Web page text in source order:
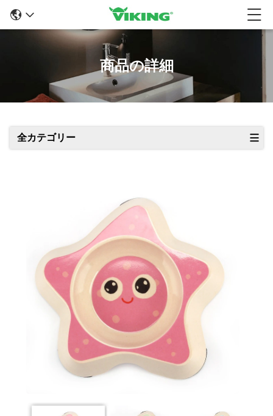
商品の詳細
全カテゴリー